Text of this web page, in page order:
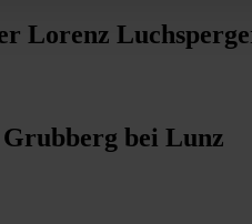
Lorenz
bei Lunz